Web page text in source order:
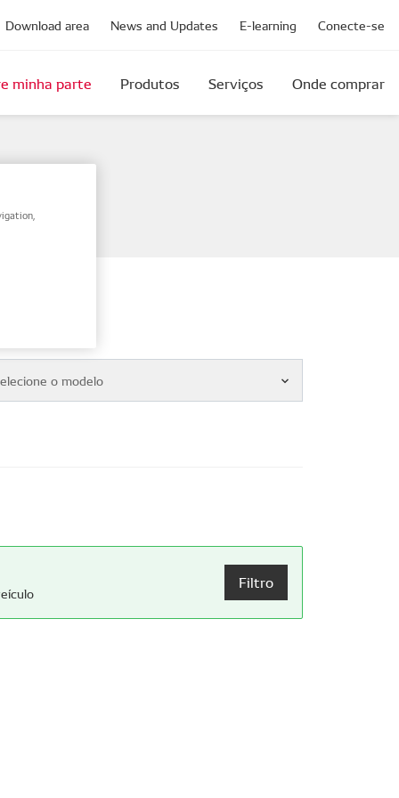
Download area News and Updates E-learning Conecte-se
minha parte Produtos Serviços Onde comprar
o modelo
Filtro